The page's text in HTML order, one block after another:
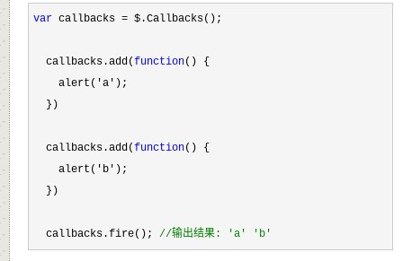
var callbacks = $.Callbacks();
  callbacks.add(
function() {
    alert(
'a' );
  })
  callbacks.add(
function() {
    alert(
'b' );
  })
  callbacks.fire();
//输出结果: 'a' 'b'